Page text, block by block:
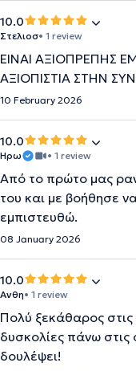
10.0
Στελιοσ• 1 review
ΕΙΝΑΙ ΑΞΙΟΠΡΕΠΗΣ
ΑΞΙΟΠΙΣΤΙΑ ΣΤΗΝ
10 February 2026
10.0
Ηρω • 1 review
Από το πρώτο μας
του και με βοήθησε
εμπιστευθώ.
08 January 2026
10.0
Ανθη• 1 review
Πολύ ξεκάθαρος στις
δυσκολίες πάνω στις
δουλέψει!